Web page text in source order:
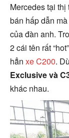
Mercedes tại
bán hấp dẫn
của đàn anh.
2 cái tên rất
hẳn xe C200.
Exclusive và
khác nhau.